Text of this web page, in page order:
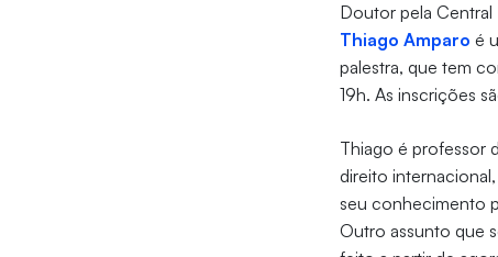
Doutor pela Central
Thiago Amparo é
palestra, que tem
19h. As inscrições
Thiago é professor
direito
seu conhecimento
Outro assunto que